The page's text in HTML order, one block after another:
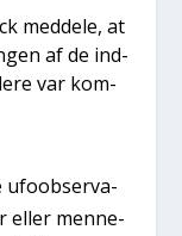
med­dele, at
af de ind­
var kom­
ufoob­ser­va­
eller men­ne­